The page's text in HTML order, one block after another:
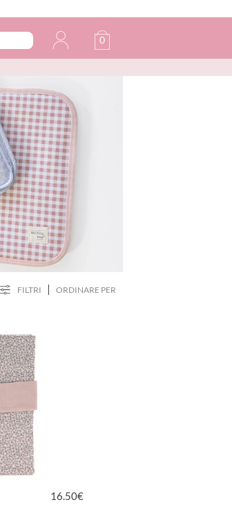
0
FILTRI ORDINARE PER
16.50€